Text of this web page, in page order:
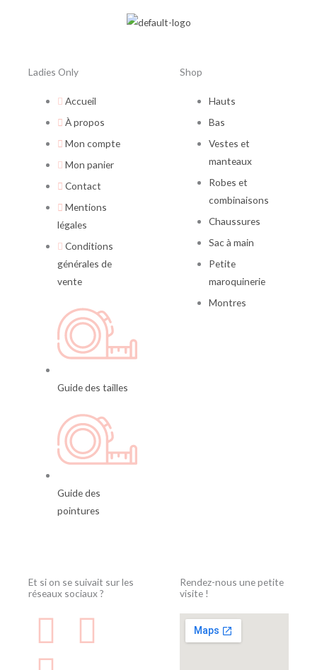
Ladies Only
Accueil
À propos
Mon compte
Mon panier
Contact
Mentions
légales
Conditions
générales de
vente
Guide des tailles
Guide des
pointures
Shop
Hauts
Bas
Vestes et
manteaux
Robes et
combinaisons
Chaussures
Sac à main
Petite
maroquinerie
Montres
Et si on se suivait sur les
réseaux sociaux ?
F
F
I
Rendez-nous une petite
visite !